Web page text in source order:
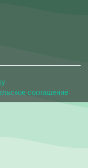
соглашение